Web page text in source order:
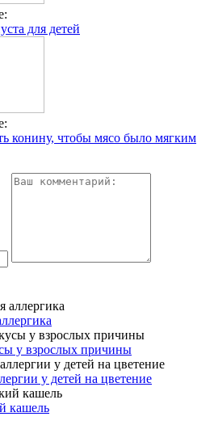
для детей
конину, чтобы мясо было мягким
у взрослых причины
у детей на цветение
кашель